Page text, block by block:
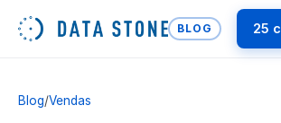
BLOG 25
Blog/Vendas